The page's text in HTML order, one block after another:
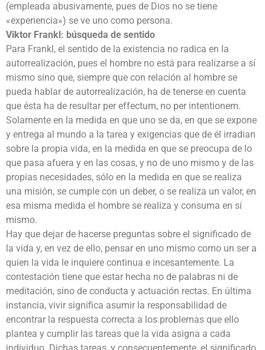
(empleada abusivamente, pues de Dios no se tiene
«experiencia») se ve uno como persona.
Viktor Frankl: búsqueda de sentido
Para Frankl, el sentido de la existencia no radica en la
autorrealización, pues el hombre no está para realizarse a sí
mismo sino que, siempre que con relación al hombre se
pueda hablar de autorrealización, ha de tenerse en cuenta
que ésta ha de resultar per effectum, no per intentionem.
Solamente en la medida en que uno se da, en que se expone
y entrega al mundo a la tarea y exigencias que de él irradian
sobre la propia vida, en la medida en que se preocupa de lo
que pasa afuera y en las cosas, y no de uno mismo y de las
propias necesidades, sólo en la medida en que se realiza
una misión, se cumple con un deber, o se realiza un valor, en
esa misma medida el hombre se realiza y consuma en sí
mismo.
Hay que dejar de hacerse preguntas sobre el significado de
la vida y, en vez de ello, pensar en uno mismo como un ser a
quien la vida le inquiere continua e incesantemente. La
contestación tiene que estar hecha no de palabras ni de
meditación, sino de conducta y actuación rectas. En última
instancia, vivir significa asumir la responsabilidad de
encontrar la respuesta correcta a los problemas que ello
plantea y cumplir las tareas que la vida asigna a cada